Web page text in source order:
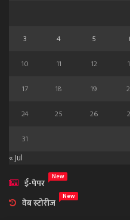
3
4 5
10
11 12
17
18 19
24
25 26
31
« Jul
ई-पेपर
New
वेब स्टोरीज New